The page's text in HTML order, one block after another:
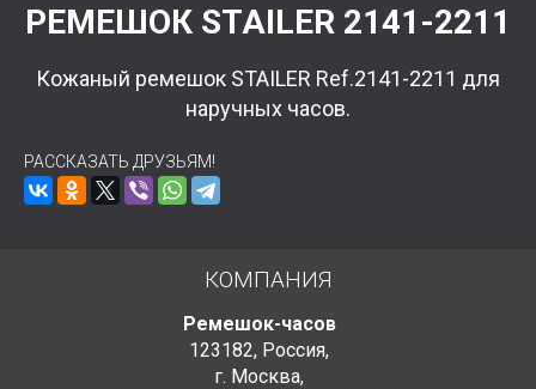
РЕМЕШОК STAILER 2141-2211
Кожаный ремешок STAILER Ref.2141-2211 для
наручных часов.
РАССКАЗАТЬ ДРУЗЬЯМ!
КОМПАНИЯ
Ремешок-часов
123182, Россия,
г. Москва,